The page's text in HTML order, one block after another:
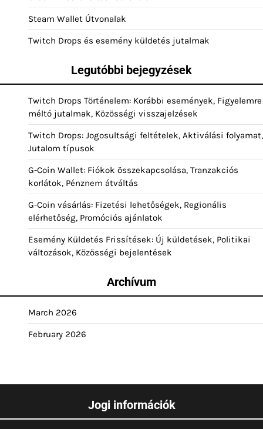
Steam Wallet Útvonalak
Twitch Drops és esemény küldetés jutalmak
Legutóbbi bejegyzések
Twitch Drops Történelem: Korábbi események, Figyelemre
méltó jutalmak, Közösségi visszajelzések
Twitch Drops: Jogosultsági feltételek, Aktiválási folyamat,
Jutalom típusok
G-Coin Wallet: Fiókok összekapcsolása, Tranzakciós
korlátok, Pénznem átváltás
G-Coin vásárlás: Fizetési lehetőségek, Regionális
elérhetőség, Promóciós ajánlatok
Esemény Küldetés Frissítések: Új küldetések, Politikai
változások, Közösségi bejelentések
Archívum
March 2026
February 2026
Jogi információk